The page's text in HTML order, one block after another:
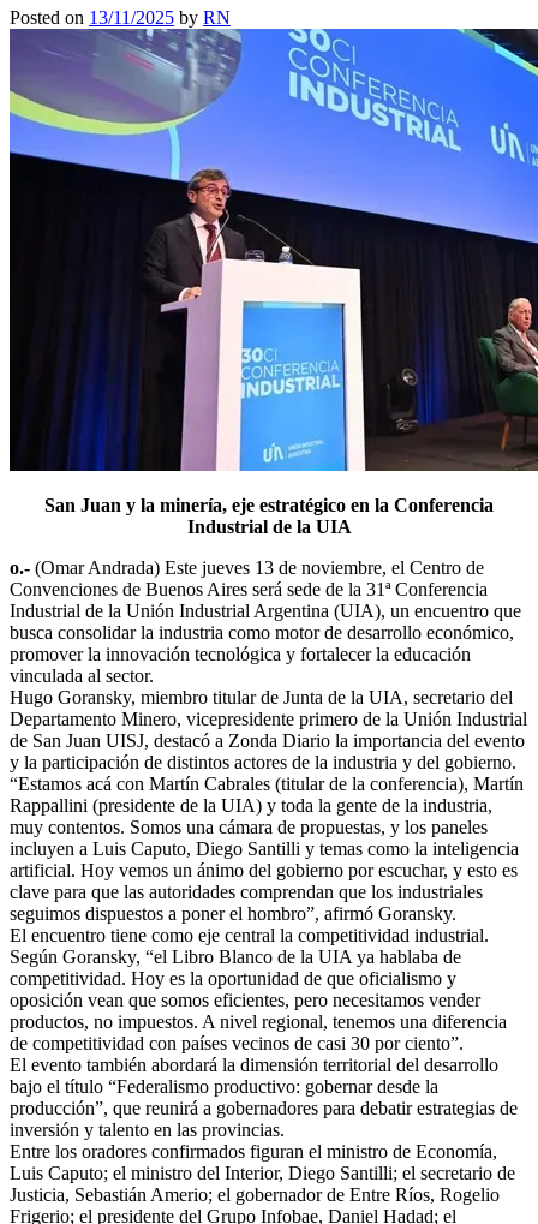
Posted on 13/11/2025 by RN
San Juan y la minería, eje estratégico en la Conferencia
Industrial de la UIA
o.- (Omar Andrada) Este jueves 13 de noviembre, el Centro de
Convenciones de Buenos Aires será sede de la 31ª Conferencia
Industrial de la Unión Industrial Argentina (UIA), un encuentro que
busca consolidar la industria como motor de desarrollo económico,
promover la innovación tecnológica y fortalecer la educación
vinculada al sector.
Hugo Goransky, miembro titular de Junta de la UIA, secretario del
Departamento Minero, vicepresidente primero de la Unión Industrial
de San Juan UISJ, destacó a Zonda Diario la importancia del evento
y la participación de distintos actores de la industria y del gobierno.
“Estamos acá con Martín Cabrales (titular de la conferencia), Martín
Rappallini (presidente de la UIA) y toda la gente de la industria,
muy contentos. Somos una cámara de propuestas, y los paneles
incluyen a Luis Caputo, Diego Santilli y temas como la inteligencia
artificial. Hoy vemos un ánimo del gobierno por escuchar, y esto es
clave para que las autoridades comprendan que los industriales
seguimos dispuestos a poner el hombro”, afirmó Goransky.
El encuentro tiene como eje central la competitividad industrial.
Según Goransky, “el Libro Blanco de la UIA ya hablaba de
competitividad. Hoy es la oportunidad de que oficialismo y
oposición vean que somos eficientes, pero necesitamos vender
productos, no impuestos. A nivel regional, tenemos una diferencia
de competitividad con países vecinos de casi 30 por ciento”.
El evento también abordará la dimensión territorial del desarrollo
bajo el título “Federalismo productivo: gobernar desde la
producción”, que reunirá a gobernadores para debatir estrategias de
inversión y talento en las provincias.
Entre los oradores confirmados figuran el ministro de Economía,
Luis Caputo; el ministro del Interior, Diego Santilli; el secretario de
Justicia, Sebastián Amerio; el gobernador de Entre Ríos, Rogelio
Frigerio; el presidente del Grupo Infobae, Daniel Hadad; el